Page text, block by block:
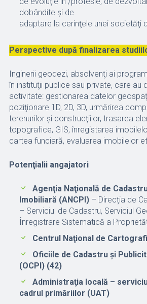
dobândite şi de
adaptare la cerinţele unei societăţi
Perspective după finalizarea
Inginerii geodezi, absolvenţi ai
în instituţii publice sau private, care au
activitate: gestionarea datelor
poziţionare 1D, 2D, 3D, urmărirea
terenurilor şi construcţiilor, trasarea
topografice, GIS, înregistarea
cartea funciară, evaluarea imobilelor
Potenţialii angajatori
Agenţia Naţională de
Imobiliară (ANCPI) – Direcția de
– Serviciul de Cadastru, Serviciul
Înregistrare Sistematică a
Centrul Naţional de
Oficiile de Cadastru şi
(OCPI) (42)
Administraţia locală –
cadrul primăriilor (UAT)